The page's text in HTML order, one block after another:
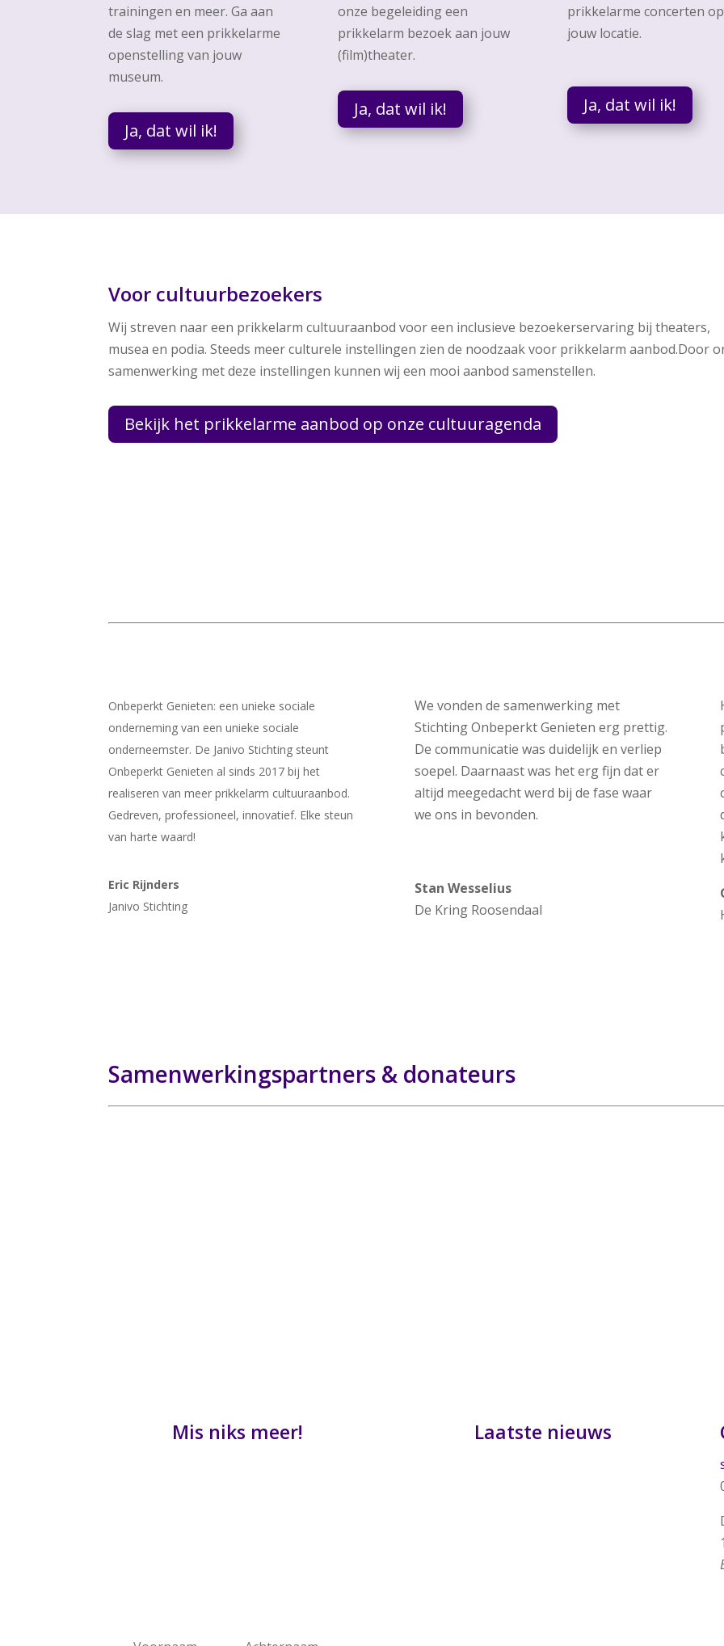
trainingen en meer. Ga aan
de slag met een prikkelarme
openstelling van jouw
museum.
Ja, dat wil ik!
onze begeleiding een
prikkelarm bezoek aan jouw
(film)theater.
Ja, dat wil ik!
prikkelarme concerten op
jouw locatie.
Ja, dat wil ik!
Voor cultuurbezoekers
Wij streven naar een prikkelarm cultuuraanbod voor een inclusieve bezoekerservaring bij theaters,
musea en podia. Steeds meer culturele instellingen zien de noodzaak voor prikkelarm aanbod.Door
samenwerking met deze instellingen kunnen wij een mooi aanbod samenstellen.
Bekijk het prikkelarme aanbod op onze cultuuragenda
Onbeperkt Genieten: een unieke sociale
onderneming van een unieke sociale
onderneemster. De Janivo Stichting steunt
Onbeperkt Genieten al sinds 2017 bij het
realiseren van meer prikkelarm cultuuraanbod.
Gedreven, professioneel, innovatief. Elke steun
van harte waard!
Eric Rijnders
Janivo Stichting
We vonden de samenwerking met
Stichting Onbeperkt Genieten erg prettig.
De communicatie was duidelijk en verliep
soepel. Daarnaast was het erg fijn dat er
altijd meegedacht werd bij de fase waar
we ons in bevonden.
Stan Wesselius
De Kring Roosendaal
Samenwerkingspartners & donateurs
Mis niks meer! Laatste nieuws